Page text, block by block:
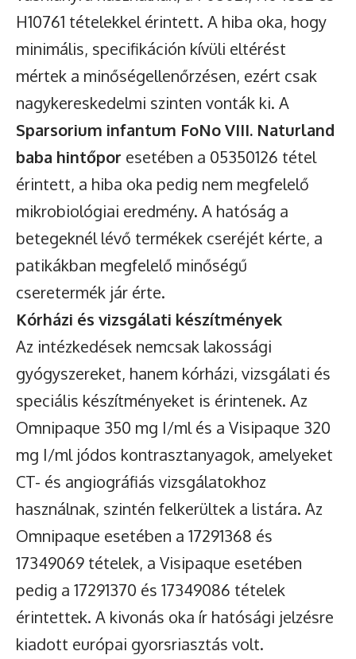
H10761 tételekkel érintett. A hiba oka, hogy
minimális, specifikáción kívüli eltérést
mértek a minőségellenőrzésen, ezért csak
nagykereskedelmi szinten vonták ki. A
Sparsorium infantum FoNo VIII. Naturland
baba hintőpor esetében a 05350126 tétel
érintett, a hiba oka pedig nem megfelelő
mikrobiológiai eredmény. A hatóság a
betegeknél lévő termékek cseréjét kérte, a
patikákban megfelelő minőségű
cseretermék jár érte.
Kórházi és vizsgálati készítmények
Az intézkedések nemcsak lakossági
gyógyszereket, hanem kórházi, vizsgálati és
speciális készítményeket is érintenek. Az
Omnipaque 350 mg I/ml és a Visipaque 320
mg I/ml jódos kontrasztanyagok, amelyeket
CT- és angiográfiás vizsgálatokhoz
használnak, szintén felkerültek a listára. Az
Omnipaque esetében a 17291368 és
17349069 tételek, a Visipaque esetében
pedig a 17291370 és 17349086 tételek
érintettek. A kivonás oka ír hatósági jelzésre
kiadott európai gyorsriasztás volt.